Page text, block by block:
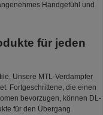
Handgefühl und
für jeden
Unsere MTL-Verdampfer
Fortgeschrittene, die einen
bevorzugen, können DL-
für den Übergang